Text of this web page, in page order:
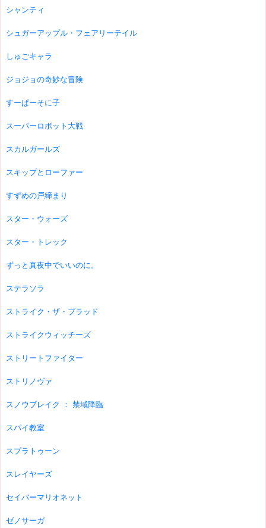
シャンティ
シュガーアップル・フェアリーテイル
しゅごキャラ
ジョジョの奇妙な冒険
すーぱーそに子
スーパーロボット大戦
スカルガールズ
スキップとローファー
すずめの戸締まり
スター・ウォーズ
スター・トレック
ずっと真夜中でいいのに。
ステラソラ
ストライク・ザ・ブラッド
ストライクウィッチーズ
ストリートファイター
ストリノヴァ
スノウブレイク ： 禁域降臨
スパイ教室
スプラトゥーン
スレイヤーズ
セイバーマリオネット
ゼノサーガ